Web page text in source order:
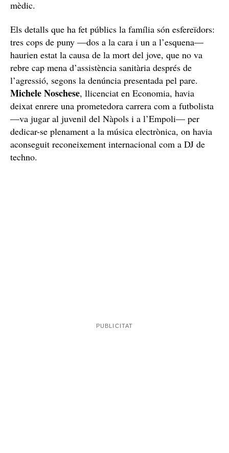
mèdic.
Els detalls que ha fet públics la família són esfereïdors:
tres cops de puny —dos a la cara i un a l’esquena—
haurien estat la causa de la mort del jove, que no va
rebre cap mena d’assistència sanitària després de
l’agressió, segons la denúncia presentada pel pare.
Michele Noschese, llicenciat en Economia, havia
deixat enrere una prometedora carrera com a futbolista
—va jugar al juvenil del Nàpols i a l’Empoli— per
dedicar-se plenament a la música electrònica, on havia
aconseguit reconeixement internacional com a DJ de
techno.